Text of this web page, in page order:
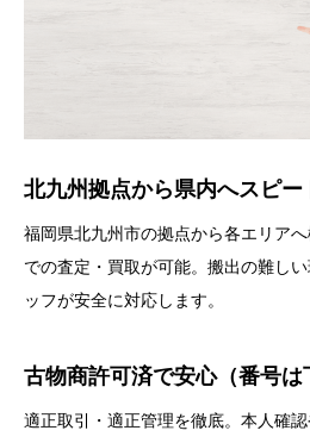
北九州拠点から県内へスピー
福岡県北九州市の拠点から各エリアへ
での査定・買取が可能。搬出の難し
ッフが安全に対応します。
古物商許可済で安心（番号は
適正取引・適正管理を徹底。本人確